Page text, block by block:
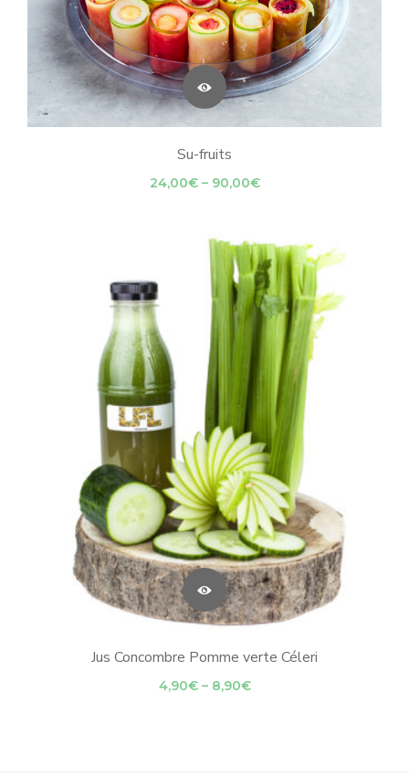
Su-fruits
24,00€ – 90,00€Price
through
90,00€
Jus Concombre Pomme verte Céleri
4,90€ – 8,90€Price